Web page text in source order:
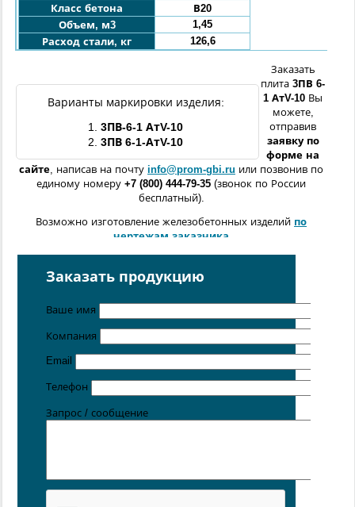
Класс бетона
В20
Объем, м3
1,45
Расход стали, кг
126,6
Варианты маркировки изделия:
1.
3ПВ-6-1 АтV-10
2. 3ПВ 6-1-АтV-10
Заказать
плита 3ПВ 6-
1 АтV-10 Вы
можете,
отправив
заявку по
форме на
сайте, написав на почту info@prom-gbi.ru или позвонив по
единому номеру +7 (800) 444-79-35 (звонок по России
бесплатный).
Возможно изготовление железобетонных изделий по
чертежам заказчика
расположенных вСанкт-Петербурге
Ростове-на-Дону
Симферополе.
Заказать продукцию
Ваше имя
Компания
Email
Телефон
Запрос / сообщение